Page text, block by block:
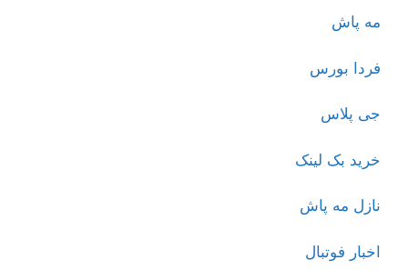
مه پاش
فردا بورس
جی پلاس
خرید بک لینک
نازل مه پاش
اخبار فوتبال